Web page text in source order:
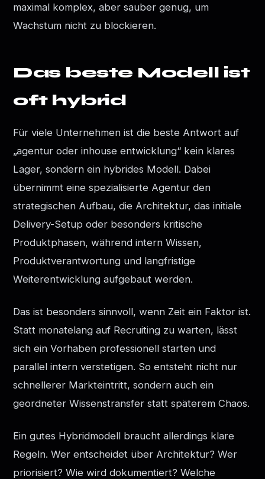
maximal komplex, aber sauber genug, um
Wachstum nicht zu blockieren.
Das beste Modell ist
oft hybrid
Für viele Unternehmen ist die beste Antwort auf
„agentur oder inhouse entwicklung“ kein klares
Lager, sondern ein hybrides Modell. Dabei
übernimmt eine spezialisierte Agentur den
strategischen Aufbau, die Architektur, das initiale
Delivery-Setup oder besonders kritische
Produktphasen, während intern Wissen,
Produktverantwortung und langfristige
Weiterentwicklung aufgebaut werden.
Das ist besonders sinnvoll, wenn Zeit ein Faktor ist.
Statt monatelang auf Recruiting zu warten, lässt
sich ein Vorhaben professionell starten und
parallel intern verstetigen. So entsteht nicht nur
schnellerer Markteintritt, sondern auch ein
geordneter Wissenstransfer statt späterem Chaos.
Ein gutes Hybridmodell braucht allerdings klare
Regeln. Wer entscheidet über Architektur? Wer
priorisiert? Wie wird dokumentiert? Welche